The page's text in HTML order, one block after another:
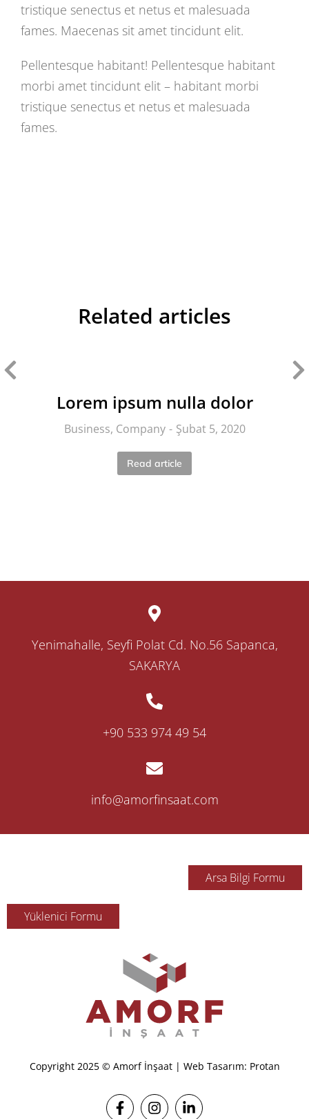
tristique senectus et netus et malesuada
fames. Maecenas sit amet tincidunt elit.
Pellentesque habitant! Pellentesque habitant
morbi amet tincidunt elit – habitant morbi
tristique senectus et netus et malesuada
fames.
Related articles
Lorem ipsum nulla dolor
Business, Company Şubat 5, 2020
Read article
Yenimahalle, Seyfi Polat Cd. No.56 Sapanca,
SAKARYA
‎+90 533 974 49 54
info@amorfinsaat.com
Arsa Bilgi Formu
Yüklenici Formu
Copyright 2025 © Amorf İnşaat | Web Tasarım: Protan